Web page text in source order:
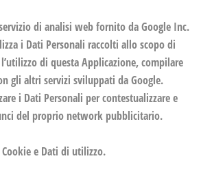
di analisi web fornito da Google Inc.
i Dati Personali raccolti allo scopo di
di questa Applicazione, compilare
gli altri servizi sviluppati da Google.
i Dati Personali per contestualizzare e
del proprio network pubblicitario.
e Dati di utilizzo.